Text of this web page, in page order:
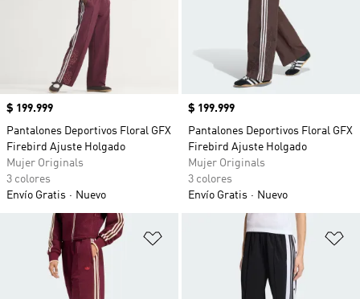
Precio
$ 199.999
Pantalones Deportivos Floral GFX
Firebird Ajuste Holgado
Mujer Originals
3 colores
Envío Gratis
Nuevo
Precio
$ 199.999
Pantalones Deportivos Floral GFX
Firebird Ajuste Holgado
Mujer Originals
3 colores
Envío Gratis
Nuevo
Añadir a la lista de deseos